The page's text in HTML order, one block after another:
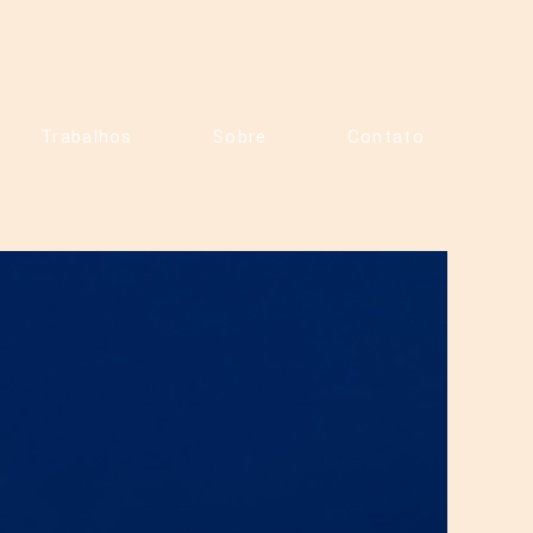
Trabalhos Sobre Contato